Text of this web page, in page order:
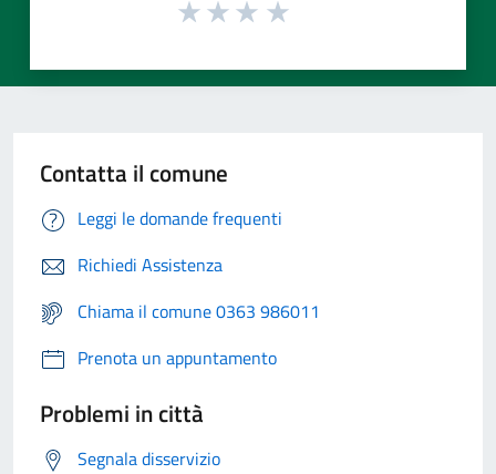
Contatta il comune
Leggi le domande frequenti
Richiedi Assistenza
Chiama il comune 0363 986011
Prenota un appuntamento
Problemi in città
Segnala disservizio